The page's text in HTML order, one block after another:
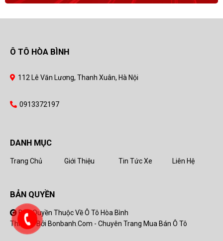
Ô TÔ HÒA BÌNH
112 Lê Văn Lương, Thanh Xuân, Hà Nội
0913372197
DANH MỤC
Trang Chủ Giới Thiệu Tin Tức Xe Liên Hệ
BẢN QUYỀN
Bản Quyền Thuộc Về Ô Tô Hòa Bình
Thiết Kế Bởi Bonbanh.com - Chuyên Trang Mua Bán Ô Tô